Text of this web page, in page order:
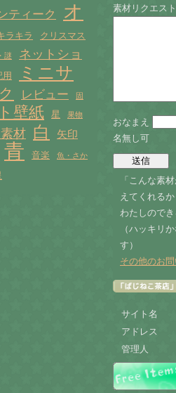
ティーク
オ
ラキラ
クリスマス
謎
ネットショ
用
ミニサ
レビュー 固
壁紙 星 果物
材 白 矢印
青 音楽 魚・さか
素材リクエス
おなまえ
名無し可
「こんな素
えてくれる
わたしので
（ハッキリ
す）
その他のお
サイト名
アドレス
管理人